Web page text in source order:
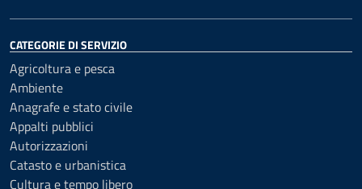
CATEGORIE DI SERVIZIO
Agricoltura e pesca
Ambiente
Anagrafe e stato civile
Appalti pubblici
Autorizzazioni
Catasto e urbanistica
Cultura e tempo libero